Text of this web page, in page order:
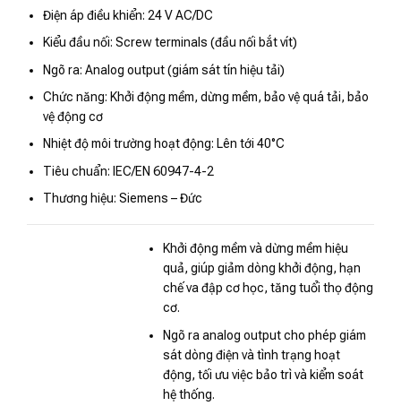
Điện áp điều khiển: 24 V AC/DC
Kiểu đầu nối: Screw terminals (đầu nối bắt vít)
Ngõ ra: Analog output (giám sát tín hiệu tải)
Chức năng: Khởi động mềm, dừng mềm, bảo vệ quá tải, bảo
vệ động cơ
Nhiệt độ môi trường hoạt động: Lên tới 40°C
Tiêu chuẩn: IEC/EN 60947-4-2
Thương hiệu: Siemens – Đức
Khởi động mềm và dừng mềm hiệu
quả, giúp giảm dòng khởi động, hạn
chế va đập cơ học, tăng tuổi thọ động
cơ.
Ngõ ra analog output cho phép giám
sát dòng điện và tình trạng hoạt
động, tối ưu việc bảo trì và kiểm soát
hệ thống.